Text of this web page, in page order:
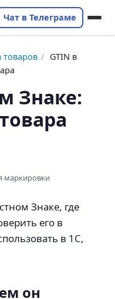
Чат в Телеграме
/ GTIN в
Знаке:
маркировки
Знаке, где
его в
в 1С,
он